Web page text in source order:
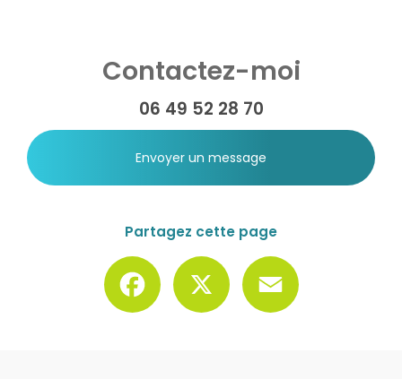
Contactez-moi
06 49 52 28 70
Envoyer un message
Partagez cette page
Facebook